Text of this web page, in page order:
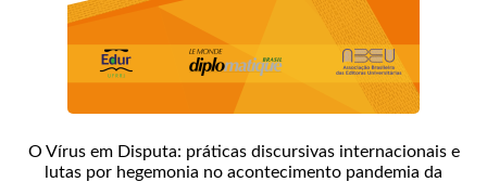
O Vírus em Disputa: práticas discursivas internacionais e
lutas por hegemonia no acontecimento pandemia da